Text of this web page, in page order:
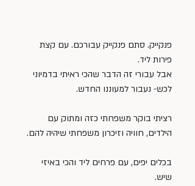
פנקייק. סתם פנקייק עבורכם. עם קצת
פירות ליד.
אבל עבורי זה הדבר שהכי ראיתי בדמיוני
לכש- נעבור למעוננו החדש.
רציתי בוקר משפחתי כזה ומתוק עם
הילדים, חוויה וזיכרון משפחתי שיהיה להם.
בכלים יפים, עם פרחים ליד והכי באיזי
שיש.